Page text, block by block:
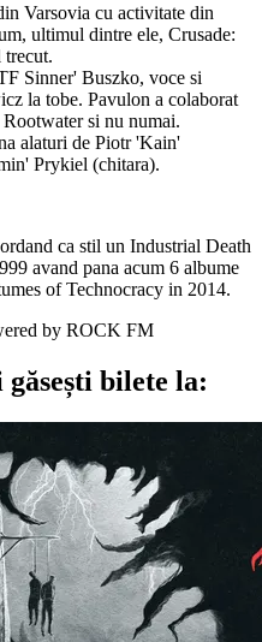
Varsovia cu activitate din
ultimul dintre ele, Crusade:
trecut.
Sinner' Buszko, voce si
la tobe. Pavulon a colaborat
si nu numai.
alaturi de Piotr 'Kain'
Prykiel (chitara).
ca stil un Industrial Death
avand pana acum 6 albume
of Technocracy in 2014.
by ROCK FM
bilete la: